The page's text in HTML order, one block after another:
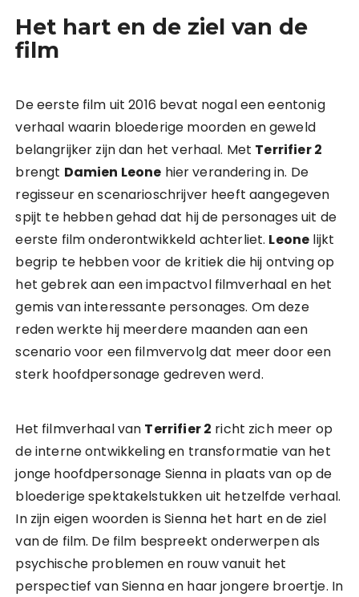
Het hart en de ziel van de
film
De eerste film uit 2016 bevat nogal een eentonig
verhaal waarin bloederige moorden en geweld
belangrijker zijn dan het verhaal. Met Terrifier 2
brengt Damien Leone hier verandering in. De
regisseur en scenarioschrijver heeft aangegeven
spijt te hebben gehad dat hij de personages uit de
eerste film onderontwikkeld achterliet. Leone lijkt
begrip te hebben voor de kritiek die hij ontving op
het gebrek aan een impactvol filmverhaal en het
gemis van interessante personages. Om deze
reden werkte hij meerdere maanden aan een
scenario voor een filmvervolg dat meer door een
sterk hoofdpersonage gedreven werd.
Het filmverhaal van Terrifier 2 richt zich meer op
de interne ontwikkeling en transformatie van het
jonge hoofdpersonage Sienna in plaats van op de
bloederige spektakelstukken uit hetzelfde verhaal.
In zijn eigen woorden is Sienna het hart en de ziel
van de film. De film bespreekt onderwerpen als
psychische problemen en rouw vanuit het
perspectief van Sienna en haar jongere broertje. In